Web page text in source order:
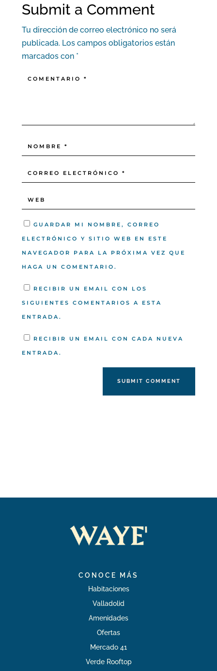
Submit a Comment
Tu dirección de correo electrónico no será
publicada. Los campos obligatorios están
marcados con *
GUARDAR MI NOMBRE, CORREO
ELECTRÓNICO Y SITIO WEB EN ESTE
NAVEGADOR PARA LA PRÓXIMA VEZ QUE
HAGA UN COMENTARIO.
RECIBIR UN EMAIL CON LOS
SIGUIENTES COMENTARIOS A ESTA
ENTRADA.
RECIBIR UN EMAIL CON CADA NUEVA
ENTRADA.
SUBMIT COMMENT
CONOCE MÁS
Habitaciones
Valladolid
Amenidades
Ofertas
Mercado 41
Verde Rooftop